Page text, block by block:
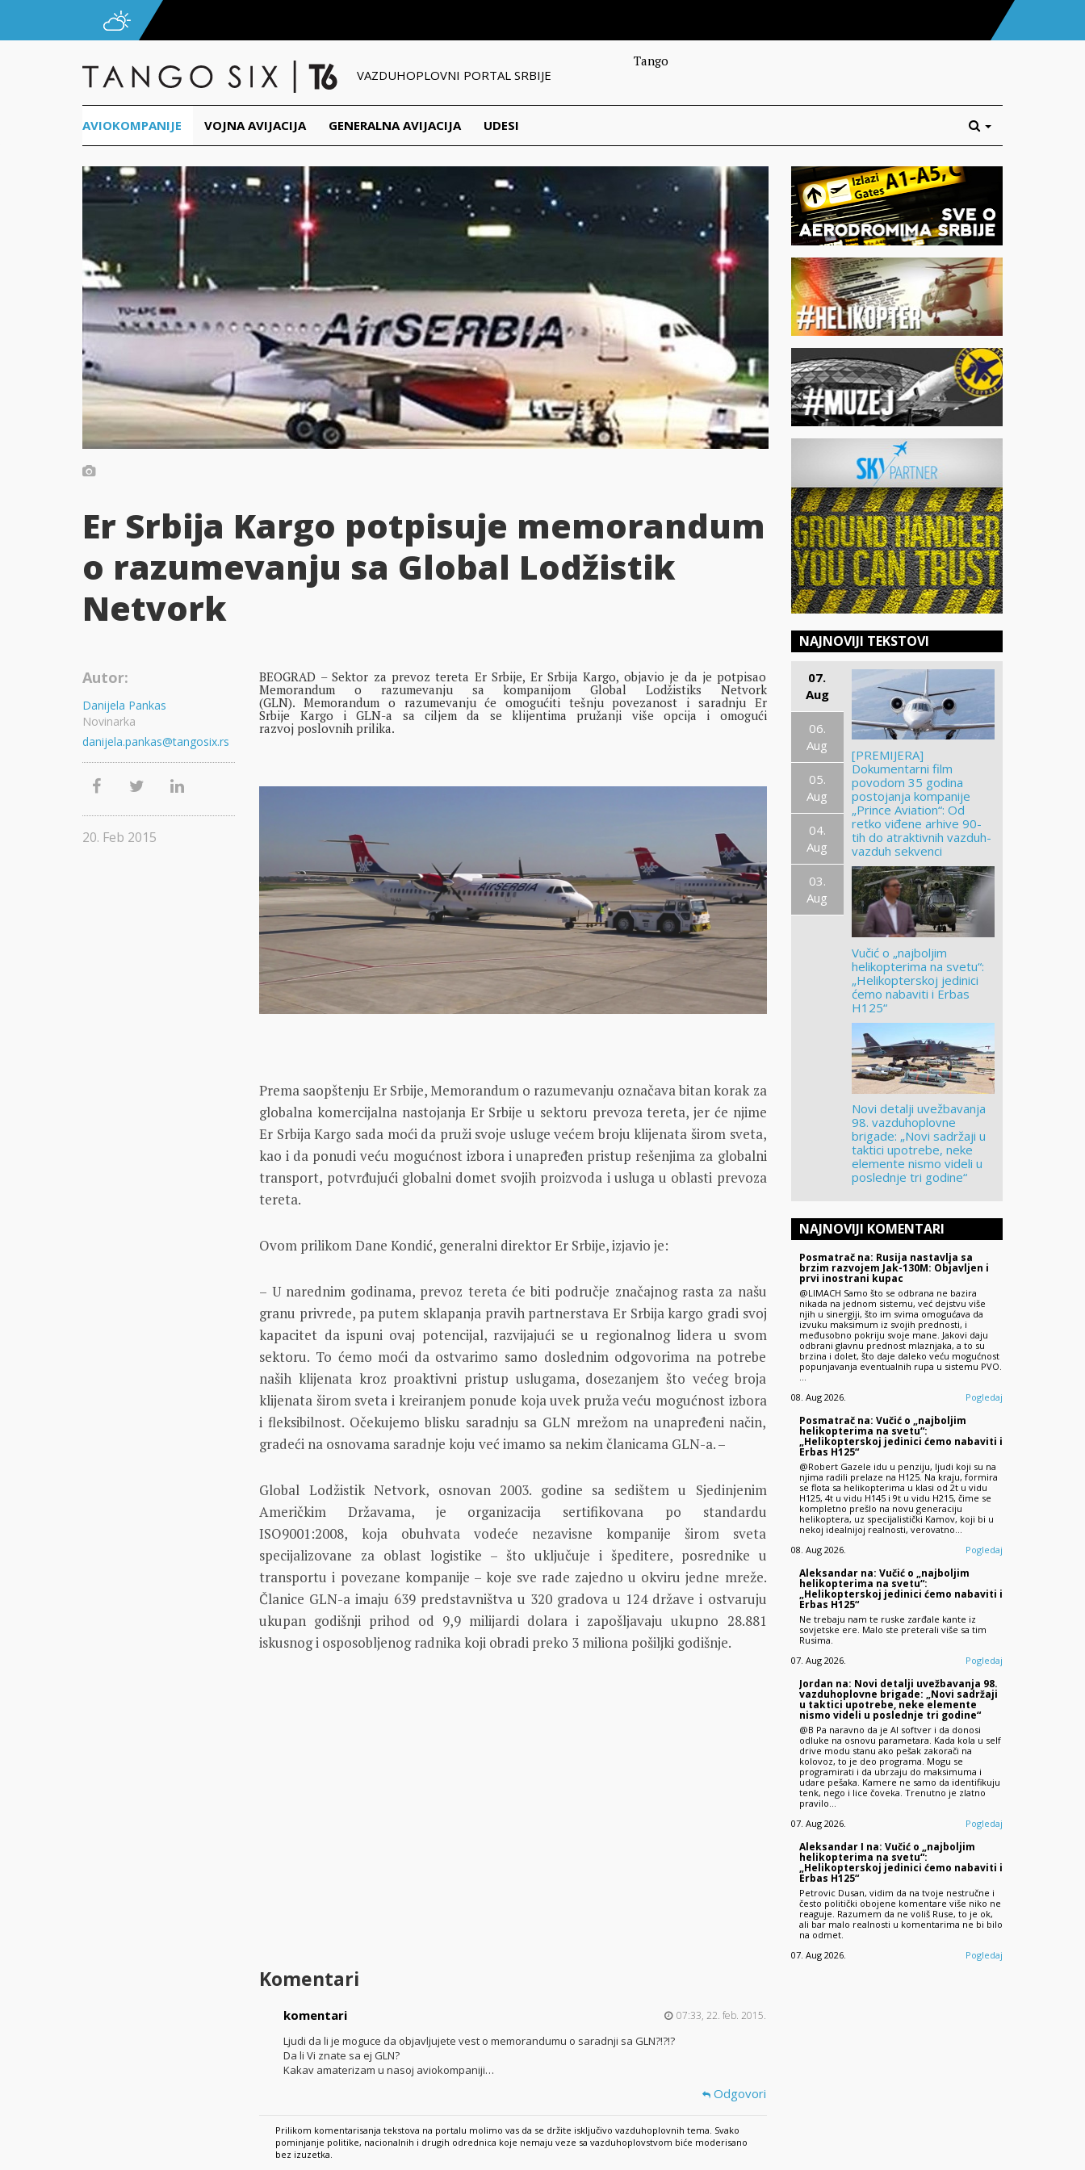
VAZDUHOPLOVNI PORTAL SRBIJE
Tango
AVIOKOMPANIJE VOJNA AVIJACIJA GENERALNA AVIJACIJA UDESI
Er Srbija Kargo potpisuje memorandum
o razumevanju sa Global Lodžistik
Netvork
BEOGRAD – Sektor za prevoz tereta Er Srbije, Er Srbija Kargo, objavio je da je potpisao
Memorandum o razumevanju sa kompanijom Global Lodžistiks Netvork
(GLN). Memorandum o razumevanju će omogućiti tešnju povezanost i saradnju Er
Srbije Kargo i GLN-a sa ciljem da se klijentima pružanji više opcija i omogući
razvoj poslovnih prilika.
Prema saopštenju Er Srbije, Memorandum o razumevanju označava bitan korak za
globalna komercijalna nastojanja Er Srbije u sektoru prevoza tereta, jer će njime
Er Srbija Kargo sada moći da pruži svoje usluge većem broju klijenata širom sveta,
kao i da ponudi veću mogućnost izbora i unapređen pristup rešenjima za globalni
transport, potvrđujući globalni domet svojih proizvoda i usluga u oblasti prevoza
tereta.
Ovom prilikom Dane Kondić, generalni direktor Er Srbije, izjavio je:
– U narednim godinama, prevoz tereta će biti područje značajnog rasta za našu
granu privrede, pa putem sklapanja pravih partnerstava Er Srbija kargo gradi svoj
kapacitet da ispuni ovaj potencijal, razvijajući se u regionalnog lidera u svom
sektoru. To ćemo moći da ostvarimo samo doslednim odgovorima na potrebe
naših klijenata kroz proaktivni pristup uslugama, dosezanjem što većeg broja
klijenata širom sveta i kreiranjem ponude koja uvek pruža veću mogućnost izbora
i fleksibilnost. Očekujemo blisku saradnju sa GLN mrežom na unapređeni način,
gradeći na osnovama saradnje koju već imamo sa nekim članicama GLN-a. –
Global Lodžistik Netvork, osnovan 2003. godine sa sedištem u Sjedinjenim
Američkim Državama, je organizacija sertifikovana po standardu
ISO9001:2008, koja obuhvata vodeće nezavisne kompanije širom sveta
specijalizovane za oblast logistike – što uključuje i špeditere, posrednike u
transportu i povezane kompanije – koje sve rade zajedno u okviru jedne mreže.
Članice GLN-a imaju 639 predstavništva u 320 gradova u 124 države i ostvaruju
ukupan godišnji prihod od 9,9 milijardi dolara i zapošljavaju ukupno 28.881
iskusnog i osposobljenog radnika koji obradi preko 3 miliona pošiljki godišnje.
Autor:
Danijela Pankas
Novinarka
danijela.pankas@tangosix.rs
20. Feb 2015
Komentari
komentari 07:33, 22. feb. 2015.
Ljudi da li je moguce da objavljujete vest o memorandumu o saradnji sa GLN?!?!?
Da li Vi znate sa ej GLN?
Kakav amaterizam u nasoj aviokompaniji…
Odgovori
Prilikom komentarisanja tekstova na portalu molimo vas da se držite isključivo vazduhoplovnih tema. Svako
pominjanje politike, nacionalnih i drugih odrednica koje nemaju veze sa vazduhoplovstvom biće moderisano
bez izuzetka.
NAJNOVIJI TEKSTOVI
07.
Aug
06.
Aug
05.
Aug
04.
Aug
03.
Aug
[PREMIJERA]
Dokumentarni film
povodom 35 godina
postojanja kompanije
„Prince Aviation“: Od
retko viđene arhive 90-
tih do atraktivnih vazduh-
vazduh sekvenci
Vučić o „najboljim
helikopterima na svetu“:
„Helikopterskoj jedinici
ćemo nabaviti i Erbas
H125“
Novi detalji uvežbavanja
98. vazduhoplovne
brigade: „Novi sadržaji u
taktici upotrebe, neke
elemente nismo videli u
poslednje tri godine“
NAJNOVIJI KOMENTARI
Posmatrač na: Rusija nastavlja sa
brzim razvojem Jak-130M: Objavljen i
prvi inostrani kupac
@LIMACH Samo što se odbrana ne bazira
nikada na jednom sistemu, već dejstvu više
njih u sinergiji, što im svima omogućava da
izvuku maksimum iz svojih prednosti, i
međusobno pokriju svoje mane. Jakovi daju
odbrani glavnu prednost mlaznjaka, a to su
brzina i dolet, što daje daleko veću mogućnost
popunjavanja eventualnih rupa u sistemu PVO.
08. Aug 2026.
Pogledaj
Posmatrač na: Vučić o „najboljim
helikopterima na svetu“:
„Helikopterskoj jedinici ćemo nabaviti i
Erbas H125“
@Robert Gazele idu u penziju, ljudi koji su na
njima radili prelaze na H125. Na kraju, formira
se flota sa helikopterima u klasi od 2t u vidu
H125, 4t u vidu H145 i 9t u vidu H215, čime se
kompletno prešlo na novu generaciju
helikoptera, uz specijalistički Kamov, koji bi u
nekoj idealnijoj realnosti, verovatno…
08. Aug 2026.
Pogledaj
Aleksandar na: Vučić o „najboljim
helikopterima na svetu“:
„Helikopterskoj jedinici ćemo nabaviti i
Erbas H125“
Ne trebaju nam te ruske zarđale kante iz
sovjetske ere. Malo ste preterali više sa tim
Rusima.
07. Aug 2026.
Pogledaj
Jordan na: Novi detalji uvežbavanja 98.
vazduhoplovne brigade: „Novi sadržaji
u taktici upotrebe, neke elemente
nismo videli u poslednje tri godine“
@B Pa naravno da je AI softver i da donosi
odluke na osnovu parametara. Kada kola u self
drive modu stanu ako pešak zakorači na
kolovoz, to je deo programa. Mogu se
programirati i da ubrzaju do maksimuma i
udare pešaka. Kamere ne samo da identifikuju
tenk, nego i lice čoveka. Trenutno je zlatno
pravilo…
07. Aug 2026.
Pogledaj
Aleksandar I na: Vučić o „najboljim
helikopterima na svetu“:
„Helikopterskoj jedinici ćemo nabaviti i
Erbas H125“
Petrovic Dusan, vidim da na tvoje nestručne i
često politički obojene komentare više niko ne
reaguje. Razumem da ne voliš Ruse, to je ok,
ali bar malo realnosti u komentarima ne bi bilo
na odmet.
07. Aug 2026.
Pogledaj